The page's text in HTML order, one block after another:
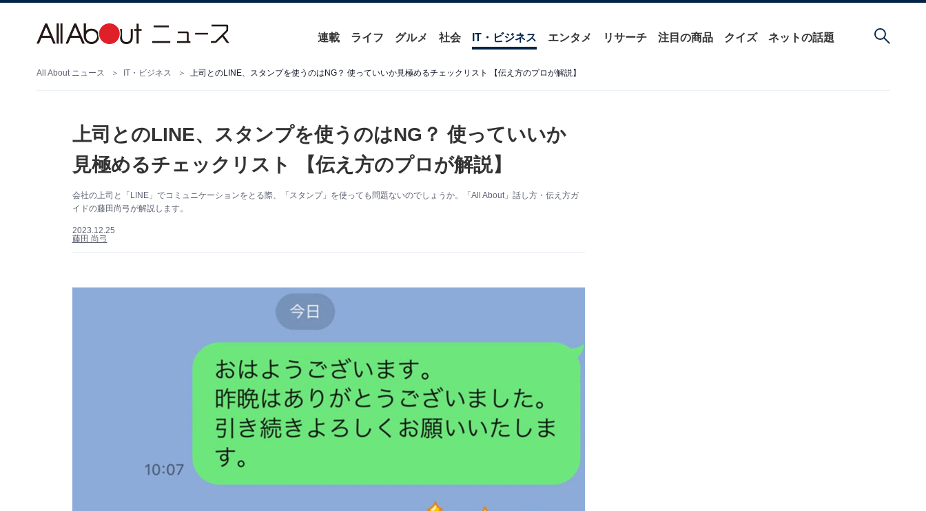
連載 ライフ グルメ 社会 IT・ビジネス エンタメ リサーチ 注目の商品 クイズ ネットの話題
All About ニュース IT・ビジネス 上司とのLINE、スタンプを使うのはNG？ 使っていいか見極めるチェックリスト 【伝え方のプロが解説】
上司とのLINE、スタンプを使うのはNG？ 使っていいか
見極めるチェックリスト 【伝え方のプロが解説】
会社の上司と「LINE」でコミュニケーションをとる際、「スタンプ」を使っても問題ないのでしょうか。「All About」話し方・伝え方ガ
イドの藤田尚弓が解説します。
2023.12.25
藤田 尚弓